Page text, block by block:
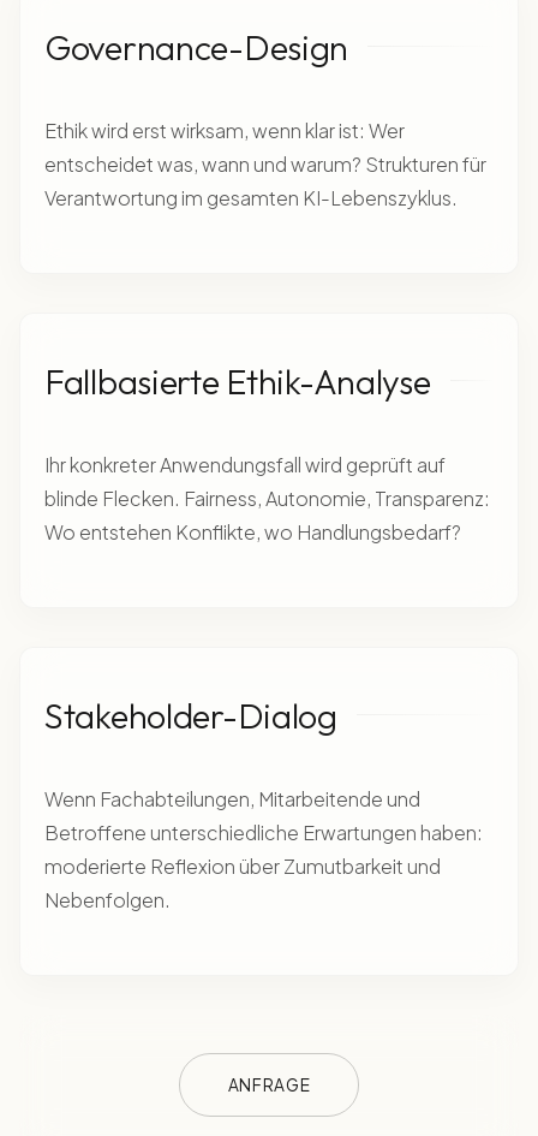
Governance-Design
Ethik wird erst wirksam, wenn klar ist: Wer
entscheidet was, wann und warum? Strukturen für
Verantwortung im gesamten KI-Lebenszyklus.
Fallbasierte Ethik-Analyse
Ihr konkreter Anwendungsfall wird geprüft auf
blinde Flecken. Fairness, Autonomie, Transparenz:
Wo entstehen Konflikte, wo Handlungsbedarf?
Stakeholder-Dialog
Wenn Fachabteilungen, Mitarbeitende und
Betroffene unterschiedliche Erwartungen haben:
moderierte Reflexion über Zumutbarkeit und
Nebenfolgen.
ANFRAGE